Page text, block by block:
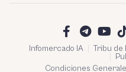
Infomercado IA Tribu de
Condiciones